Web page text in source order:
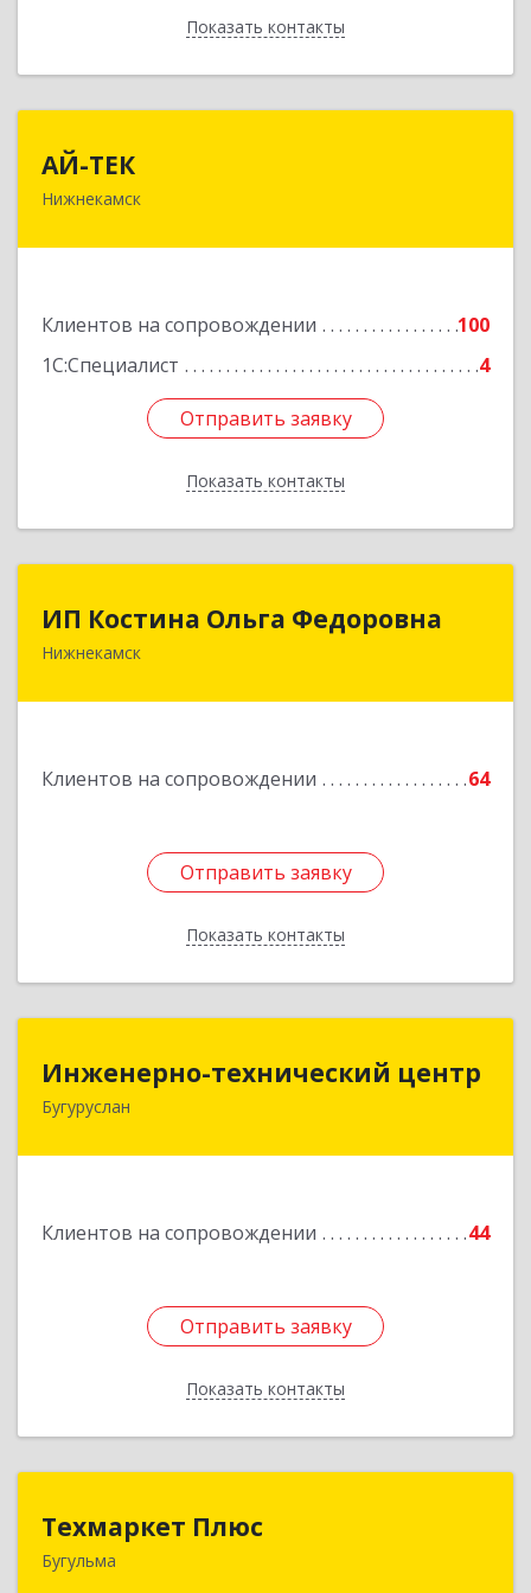
Показать контакты
Назад
АЙ-ТЕК
Нижнекамск
Клиентов на сопровождении
100
1С:Специалист
4
Отправить заявку
Показать контакты
423570, Татарстан Респ, Нижнекамский р-н,
Подробнее
Отправить заявку
Назад
ИП Костина Ольга Федоровна
Нижнекамск
Клиентов на сопровождении 64
Отправить заявку
Показать контакты
Отправить заявку
Назад
Инженерно-технический центр
Бугуруслан
Клиентов на сопровождении 44
Отправить заявку
Показать контакты
Инженерно-технический центр
461633, Оренбургская обл, Бугуруслан г,
Отправить заявку
Назад
Техмаркет Плюс
Бугульма423231, РТ, Бугульма, ул.Белинского, д.13